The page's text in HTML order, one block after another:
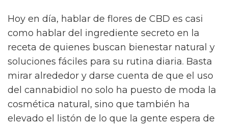
Hoy en día, hablar de flores de CBD es casi
como hablar del ingrediente secreto en la
receta de quienes buscan bienestar natural y
soluciones fáciles para su rutina diaria. Basta
mirar alrededor y darse cuenta de que el uso
del cannabidiol no solo ha puesto de moda la
cosmética natural, sino que también ha
elevado el listón de lo que la gente espera de